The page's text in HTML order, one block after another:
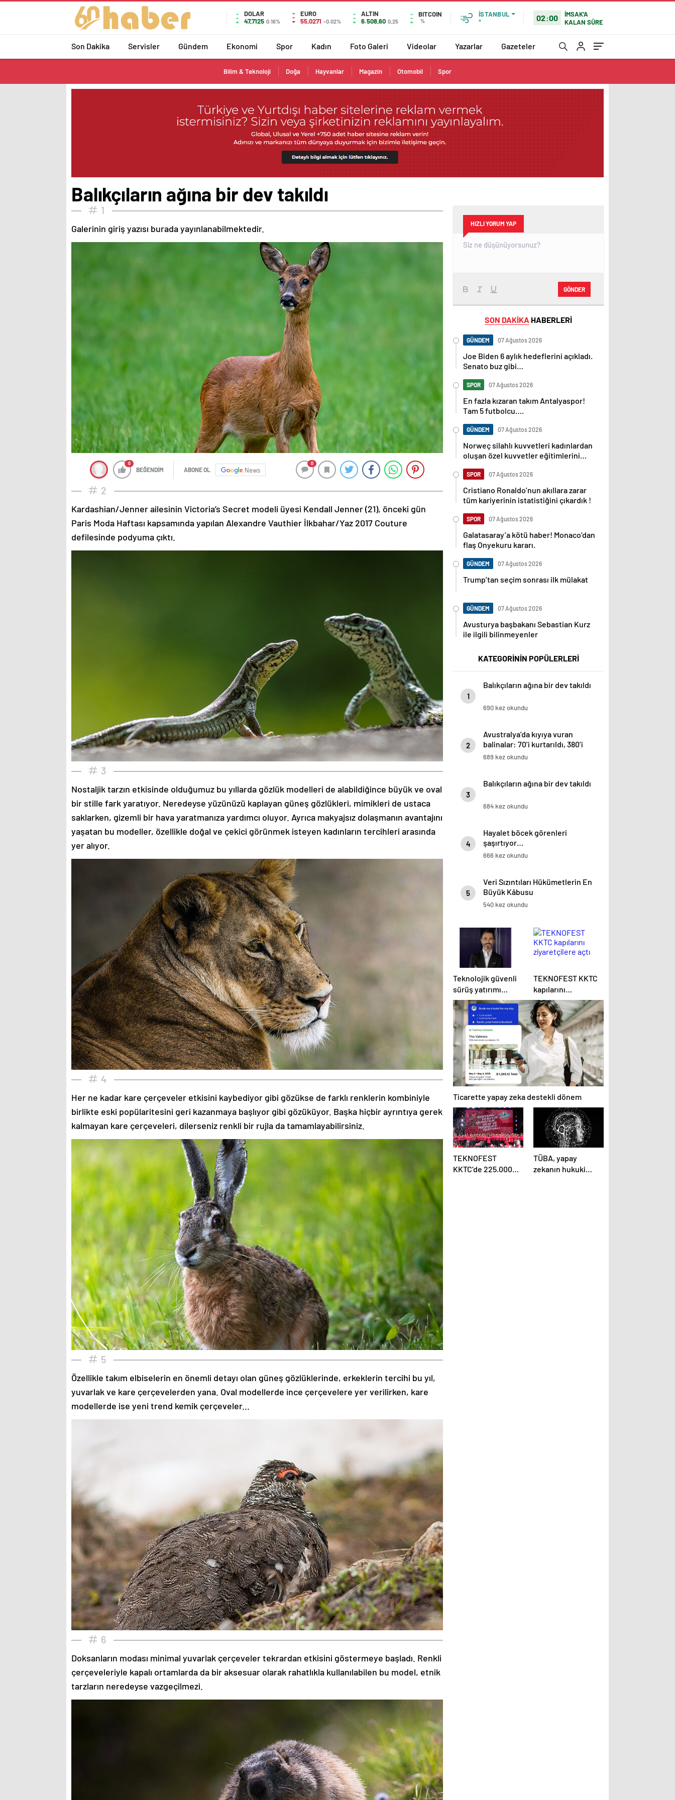
DOLAR
47,7125 0.16%
EURO
55,0271 -0.02%
ALTIN
6.508,60 0,25
BITCOIN
%
İSTANBUL
°
02:00
İMSAK'A
KALAN SÜRE
Son Dakika Servisler Gündem Ekonomi Spor Kadın Foto Galeri Videolar Yazarlar Gazeteler
Bilim & Teknoloji Doğa Hayvanlar Magazin Otomobil Spor
Balıkçıların ağına bir dev takıldı
1
Galerinin giriş yazısı burada yayınlanabilmektedir.
0
BEĞENDİM ABONE OL News
0
2
Kardashian/Jenner ailesinin Victoria’s Secret modeli üyesi Kendall Jenner (21), önceki gün
Paris Moda Haftası kapsamında yapılan Alexandre Vauthier İlkbahar/Yaz 2017 Couture
defilesinde podyuma çıktı.
3
Nostaljik tarzın etkisinde olduğumuz bu yıllarda gözlük modelleri de alabildiğince büyük ve oval
bir stille fark yaratıyor. Neredeyse yüzünüzü kaplayan güneş gözlükleri, mimikleri de ustaca
saklarken, gizemli bir hava yaratmanıza yardımcı oluyor. Ayrıca makyajsız dolaşmanın avantajını
yaşatan bu modeller, özellikle doğal ve çekici görünmek isteyen kadınların tercihleri arasında
yer alıyor.
4
Her ne kadar kare çerçeveler etkisini kaybediyor gibi gözükse de farklı renklerin kombiniyle
birlikte eski popülaritesini geri kazanmaya başlıyor gibi gözüküyor. Başka hiçbir ayrıntıya gerek
kalmayan kare çerçeveleri, dilerseniz renkli bir rujla da tamamlayabilirsiniz.
5
Özellikle takım elbiselerin en önemli detayı olan güneş gözlüklerinde, erkeklerin tercihi bu yıl,
yuvarlak ve kare çerçevelerden yana. Oval modellerde ince çerçevelere yer verilirken, kare
modellerde ise yeni trend kemik çerçeveler...
6
Doksanların modası minimal yuvarlak çerçeveler tekrardan etkisini göstermeye başladı. Renkli
çerçeveleriyle kapalı ortamlarda da bir aksesuar olarak rahatlıkla kullanılabilen bu model, etnik
tarzların neredeyse vazgeçilmezi.
HIZLI YORUM YAP
GÖNDER
SON DAKİKA HABERLERİ
GÜNDEM 07 Ağustos 2026
Joe Biden 6 aylık hedeflerini açıkladı.
Senato buz gibi…
SPOR 07 Ağustos 2026
En fazla kızaran takım Antalyaspor!
Tam 5 futbolcu….
GÜNDEM 07 Ağustos 2026
Norweç silahlı kuvvetleri kadınlardan
oluşan özel kuvvetler eğitimlerini
SPOR 07 Ağustos 2026
Cristiano Ronaldo’nun akıllara zarar
tüm kariyerinin istatistiğini çıkardık !
SPOR 07 Ağustos 2026
Galatasaray’a kötü haber! Monaco’dan
flaş Onyekuru kararı.
GÜNDEM 07 Ağustos 2026
Trump’tan seçim sonrası ilk mülakat
GÜNDEM 07 Ağustos 2026
Avusturya başbakanı Sebastian Kurz
ile ilgili bilinmeyenler
KATEGORİNİN POPÜLERLERİ
1
Balıkçıların ağına bir dev takıldı
690 kez okundu
2
Avustralya’da kıyıya vuran
balinalar: 70’i kurtarıldı, 380’i
öldü
689 kez okundu
3
Balıkçıların ağına bir dev takıldı
684 kez okundu
4
Hayalet böcek görenleri
şaşırtıyor…
666 kez okundu
5
Veri Sızıntıları Hükümetlerin En
Büyük Kâbusu
540 kez okundu
Teknolojik güvenli
sürüş yatırımı
kazaları yüzde 47
azalttı
TEKNOFEST KKTC
kapılarını
ziyaretçilere açtı
Ticarette yapay zeka destekli dönem
TEKNOFEST
KKTC’de 225.000
TÜBA, yapay
zekanın hukuki